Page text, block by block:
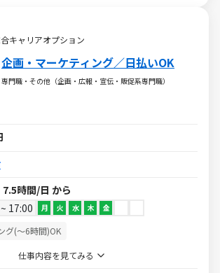
キャリアオプション
企画・マーケティング／日払いOK
専門職・その他（企画・広報・宣伝・販促系専門職）
時間/日 から
17:00 月 火 水 木 金
グ(～6時間)OK
仕事内容を見てみる